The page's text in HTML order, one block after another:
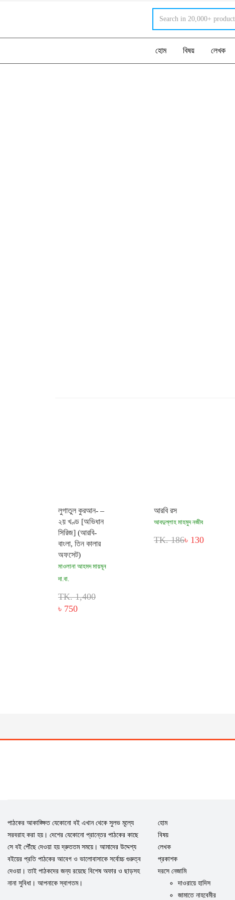
হোম বিষয় লেখক
লুগাতুল কুরআন- –
২য় খণ্ড [অভিধান
‍সিরিজ] (আরবি-
বাংলা, তিন কালার
অফসেট)
মাওলানা আহমদ মায়মূন
দা.বা.
TK. 1,400
৳ 750
আরবি রস
আবদুল্লাহ মাহমুদ নজীব
TK. 186৳ 130
পাঠকের আকাঙ্ক্ষিত যেকোনো বই এখান থেকে সুলভ মূল্যে
সরবরাহ করা হয়। দেশের যেকোনো প্রান্তের পাঠকের কাছে
সে বই পৌঁছে দেওয়া হয় দ্রুততম সময়ে। আমাদের উদ্দেশ্য
বইয়ের প্রতি পাঠকের আবেগ ও ভালোবাসাকে সর্বোচ্চ গুরুত্ব
দেওয়া। তাই পাঠকদের জন্য রয়েছে বিশেষ অফার ও ছাড়সহ
নানা সুবিধা। আপনাকে স্বাগতম।
হোম
বিষয়
লেখক
প্রকাশক
দরসে নেজামি
দাওরায়ে হাদিস
জামাতে নাহবেমীর